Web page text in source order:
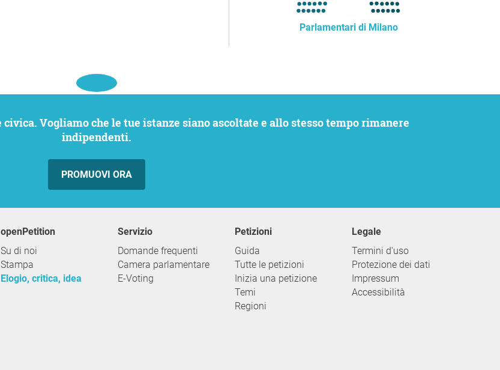
Parlamentari di Milano
indipendenti.
PROMUOVI ORA
openPetition
Su di noi
Stampa
Elogio, critica, idea
servizio
Domande frequenti
Camera parlamentare
E-Voting
Petizioni
Guida
Tutte le petizioni
Inizia una petizione
Temi
Regioni
Legale
Termini d'uso
Protezione dei dati
Impressum
Accessibilità